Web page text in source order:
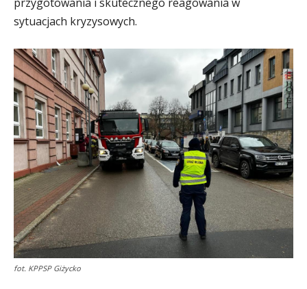
sytuacjach kryzysowych.
fot. KPPSP Giżycko